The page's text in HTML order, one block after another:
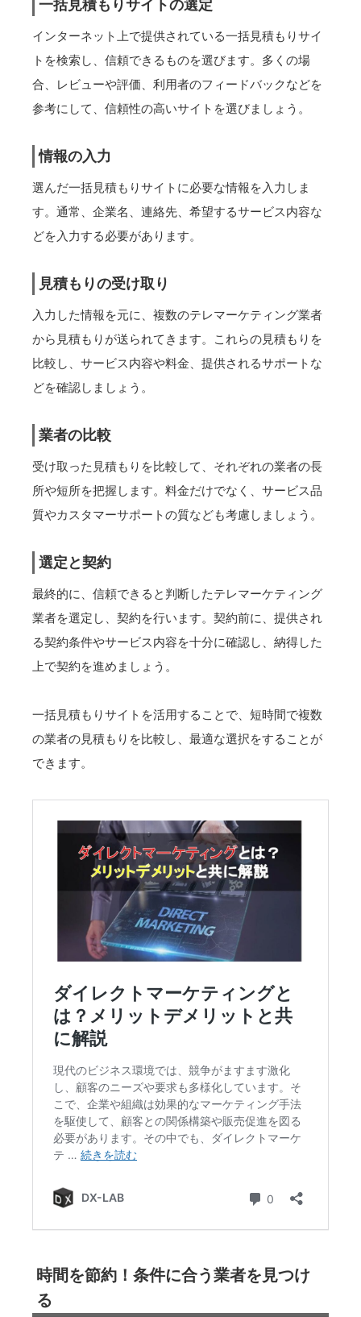
一括見積もりサイトの選定
インターネット上で提供されている一括見積もりサイ
トを検索し、信頼できるものを選びます。多くの場
合、レビューや評価、利用者のフィードバックなどを
参考にして、信頼性の高いサイトを選びましょう。
情報の入力
選んだ一括見積もりサイトに必要な情報を入力しま
す。通常、企業名、連絡先、希望するサービス内容な
どを入力する必要があります。
見積もりの受け取り
入力した情報を元に、複数のテレマーケティング業者
から見積もりが送られてきます。これらの見積もりを
比較し、サービス内容や料金、提供されるサポートな
どを確認しましょう。
業者の比較
受け取った見積もりを比較して、それぞれの業者の長
所や短所を把握します。料金だけでなく、サービス品
質やカスタマーサポートの質なども考慮しましょう。
選定と契約
最終的に、信頼できると判断したテレマーケティング
業者を選定し、契約を行います。契約前に、提供され
る契約条件やサービス内容を十分に確認し、納得した
上で契約を進めましょう。
一括見積もりサイトを活用することで、短時間で複数
の業者の見積もりを比較し、最適な選択をすることが
できます。
時間を節約！条件に合う業者を見つけ
る